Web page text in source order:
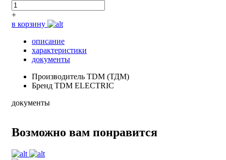
+
в корзину
описание
характеристики
документы
Производитель TDM (ТДМ)
Бренд TDM ELECTRIC
документы
Возможно вам понравится